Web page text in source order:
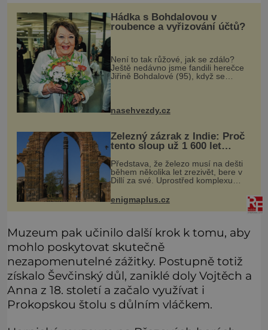
Hádka s Bohdalovou v
roubence a vyřizování účtů?
Není to tak růžové, jak se zdálo?
Ještě nedávno jsme fandili herečce
Jiřině Bohdalové (95), když se
povídalo, že snad tráví léto na své
roubené chalupě v Českém ráji s
přítelem, slovenským podnikatele
nasehvezdy.cz
Železný zázrak z Indie: Proč
tento sloup už 1 600 let
nezná rez?
Představa, že železo musí na dešti
během několika let zrezivět, bere v
Dillí za své. Uprostřed komplexu
Qutb stojí více než sedm metrů
vysoký železný sloup, který už
přibližně 1 600 let odolává počasí
enigmaplus.cz
Muzeum pak učinilo další krok k tomu, aby
mohlo poskytovat skutečně
nezapomenutelné zážitky. Postupně totiž
získalo Ševčinský důl, zaniklé doly Vojtěch a
Anna z 18. století a začalo využívat i
Prokopskou štolu s důlním vláčkem.